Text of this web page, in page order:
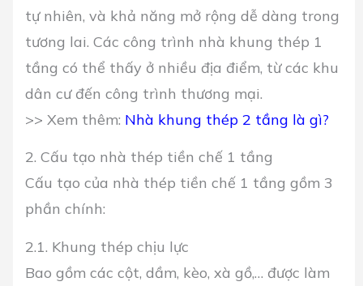
tự nhiên, và khả năng mở rộng dễ dàng trong
tương lai. Các công trình nhà khung thép 1
tầng có thể thấy ở nhiều địa điểm, từ các khu
dân cư đến công trình thương mại.
>> Xem thêm: Nhà khung thép 2 tầng là gì?
2. Cấu tạo nhà thép tiền chế 1 tầng
Cấu tạo của nhà thép tiền chế 1 tầng gồm 3
phần chính:
2.1. Khung thép chịu lực
Bao gồm các cột, dầm, kèo, xà gồ,… được làm